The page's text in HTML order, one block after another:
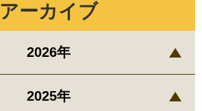
アーカイブ
2026年
2025年